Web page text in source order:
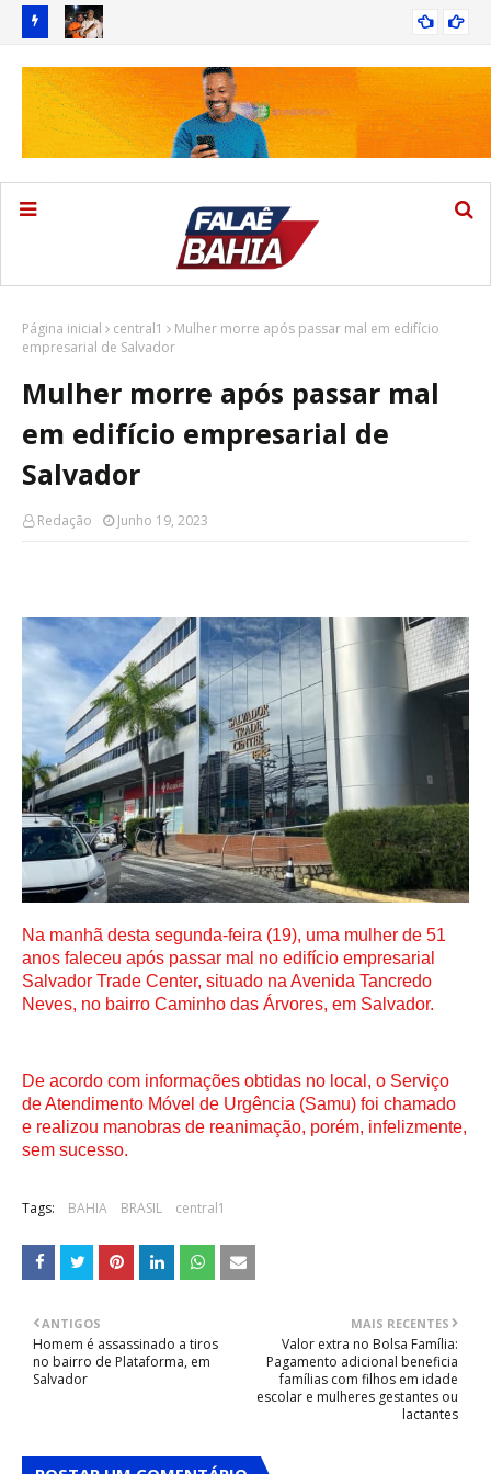
Itanagra: Marcus Sarmento reforça articulação regional e
marca presença no PGP realizado em Alagoinhas
ITANAGRA
Jeronimo reúne multidão em Alagoinhas e destaca avanços
e novos compromissos para a Bahia durante o PGP
DESTAQUE
Página inicial central1
Mulher morre após passar mal em edifício
empresarial de Salvador
Mulher morre após passar mal
em edifício empresarial de
Salvador
Redação Junho 19, 2023
Na manhã desta segunda-feira (19), uma mulher de 51
anos faleceu após passar mal no edifício empresarial
Salvador Trade Center, situado na Avenida Tancredo
Neves, no bairro Caminho das Árvores, em Salvador.
De acordo com informações obtidas no local, o Serviço
de Atendimento Móvel de Urgência (Samu) foi chamado
e realizou manobras de reanimação, porém, infelizmente,
sem sucesso.
Tags: BAHIA BRASIL central1
MAIS RECENTES
Valor extra no Bolsa Família:
Pagamento adicional beneficia
famílias com filhos em idade
escolar e mulheres gestantes ou
lactantes
ANTIGOS
Homem é assassinado a tiros
no bairro de Plataforma, em
Salvador